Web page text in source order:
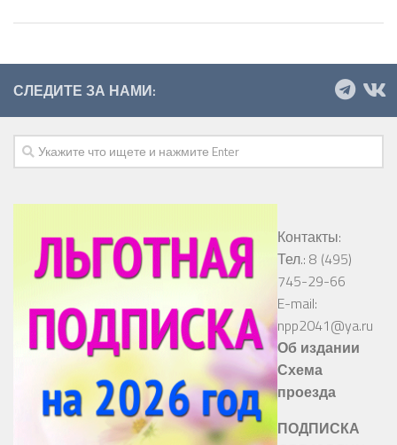
СЛЕДИТЕ ЗА НАМИ:
Контакты:
Тел.: 8 (495)
745-29-66
E-mail:
npp2041@ya.ru
Об издании
Схема
проезда
ПОДПИСКА